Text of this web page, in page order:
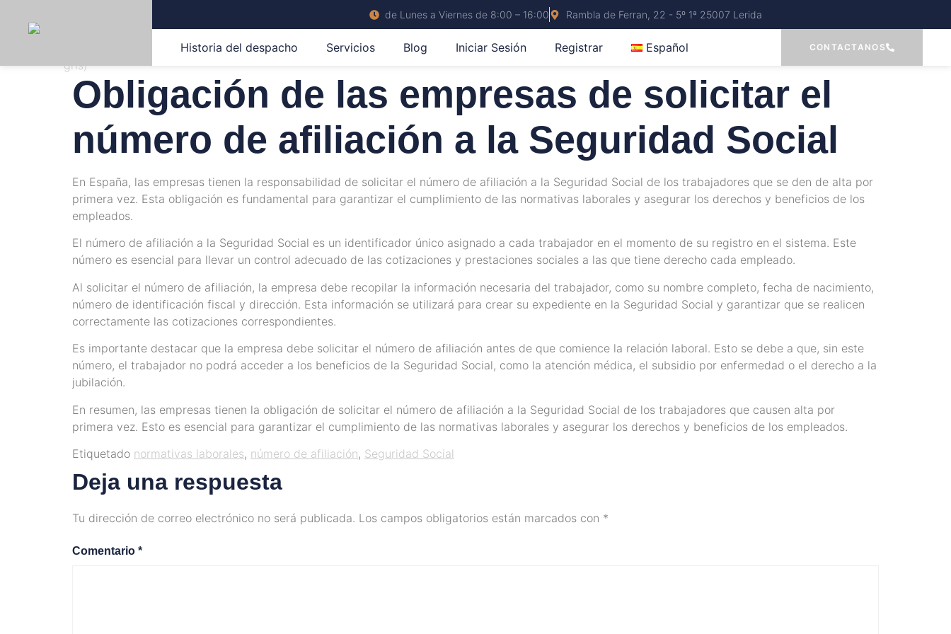
de Lunes a Viernes de 8:00 – 16:00 Rambla de Ferran, 22 - 5º 1ª 25007 Lerida
Historia del despacho Servicios Blog Iniciar Sesión Registrar Español CONTACTANOS
Obligación de las empresas de solicitar el
número de afiliación a la Seguridad Social
En España, las empresas tienen la responsabilidad de solicitar el número de afiliación a la Seguridad Social de los trabajadores que se den de alta por
primera vez. Esta obligación es fundamental para garantizar el cumplimiento de las normativas laborales y asegurar los derechos y beneficios de los
empleados.
El número de afiliación a la Seguridad Social es un identificador único asignado a cada trabajador en el momento de su registro en el sistema. Este
número es esencial para llevar un control adecuado de las cotizaciones y prestaciones sociales a las que tiene derecho cada empleado.
Al solicitar el número de afiliación, la empresa debe recopilar la información necesaria del trabajador, como su nombre completo, fecha de nacimiento,
número de identificación fiscal y dirección. Esta información se utilizará para crear su expediente en la Seguridad Social y garantizar que se realicen
correctamente las cotizaciones correspondientes.
Es importante destacar que la empresa debe solicitar el número de afiliación antes de que comience la relación laboral. Esto se debe a que, sin este
número, el trabajador no podrá acceder a los beneficios de la Seguridad Social, como la atención médica, el subsidio por enfermedad o el derecho a la
jubilación.
En resumen, las empresas tienen la obligación de solicitar el número de afiliación a la Seguridad Social de los trabajadores que causen alta por
primera vez. Esto es esencial para garantizar el cumplimiento de las normativas laborales y asegurar los derechos y beneficios de los empleados.
Etiquetado normativas laborales, número de afiliación, Seguridad Social
Deja una respuesta
Tu dirección de correo electrónico no será publicada. Los campos obligatorios están marcados con *
Comentario *